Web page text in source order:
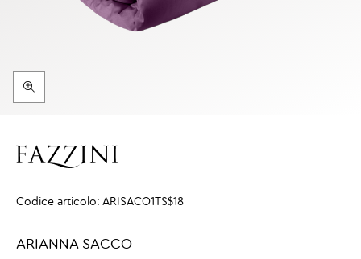
Codice articolo: ARISACO1TS$18
ARIANNA SACCO